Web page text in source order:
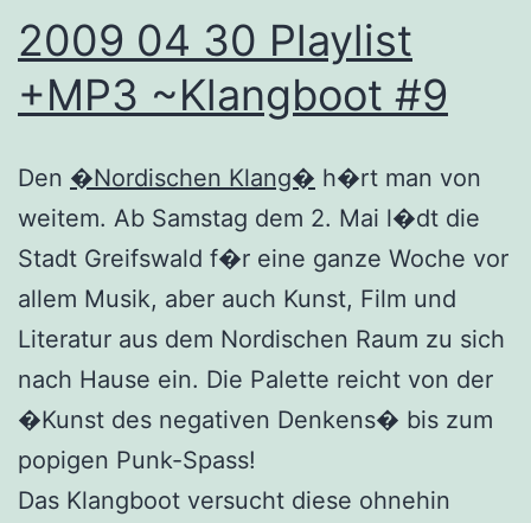
2009 04 30 Playlist
+MP3 ~Klangboot #9
Den �Nordischen Klang� h�rt man von
weitem. Ab Samstag dem 2. Mai l�dt die
Stadt Greifswald f�r eine ganze Woche vor
allem Musik, aber auch Kunst, Film und
Literatur aus dem Nordischen Raum zu sich
nach Hause ein. Die Palette reicht von der
�Kunst des negativen Denkens� bis zum
popigen Punk-Spass!
Das Klangboot versucht diese ohnehin